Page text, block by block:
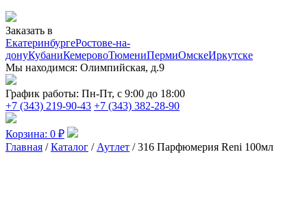
Заказать в
ЕкатеринбургеРостове-на-
донуКубаниКемеровоТюмениПермиОмскеИркутске
Мы находимся: Олимпийская, д.9
График работы: Пн-Пт, с 9:00 до 18:00
+7 (343) 219-90-43 +7 (343) 382-28-90
Корзина: 0 ₽
Главная /Каталог / Аутлет / 316 Парфюмерия Reni 100мл